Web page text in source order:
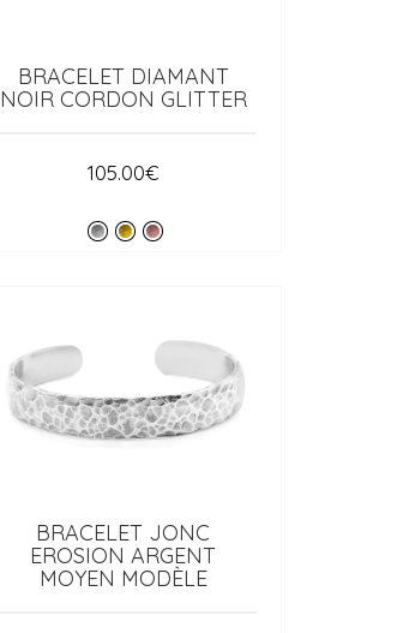
BRACELET DIAMANT
NOIR CORDON GLITTER
105.00€
BRACELET JONC
EROSION ARGENT
MOYEN MODÈLE